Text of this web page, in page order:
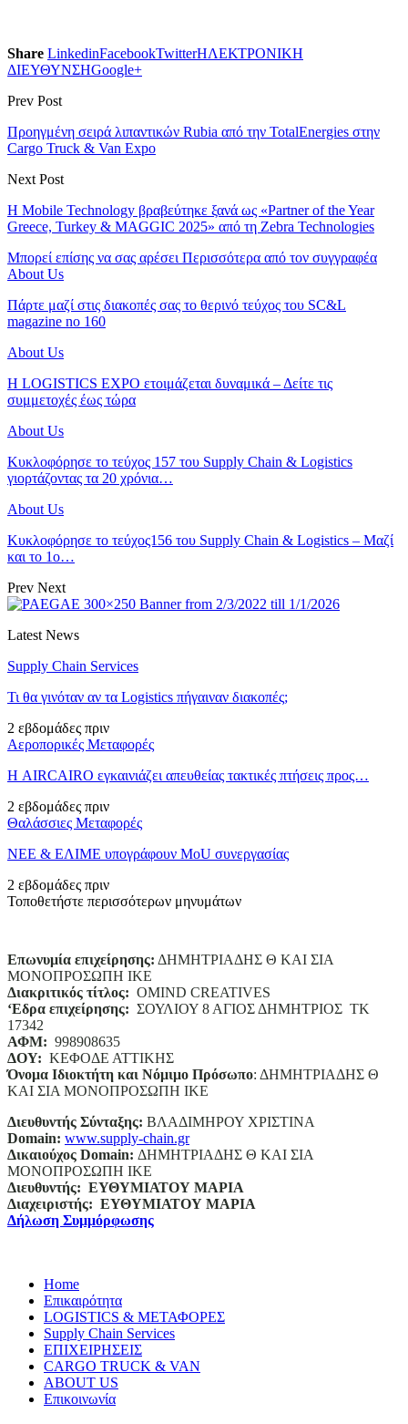
Share LinkedinFacebookTwitterΗΛΕΚΤΡΟΝΙΚΗ
ΔΙΕΥΘΥΝΣΗGoogle+
Prev Post
Προηγμένη σειρά λιπαντικών Rubia από την TotalEnergies στην
Cargo Truck & Van Expo
Next Post
Η Mobile Technology βραβεύτηκε ξανά ως «Partner of the Year
Greece, Turkey & MAGGIC 2025» από τη Zebra Technologies
Μπορεί επίσης να σας αρέσει Περισσότερα από τον συγγραφέα
About Us
Πάρτε μαζί στις διακοπές σας το θερινό τεύχος του SC&L
magazine no 160
About Us
Η LOGISTICS EXPO ετοιμάζεται δυναμικά – Δείτε τις
συμμετοχές έως τώρα
About Us
Κυκλοφόρησε το τεύχος 157 του Supply Chain & Logistics
γιορτάζοντας τα 20 χρόνια…
About Us
Κυκλοφόρησε το τεύχος156 του Supply Chain & Logistics – Μαζί
και το 1ο…
Prev Next
Latest News
Supply Chain Services
Τι θα γινόταν αν τα Logistics πήγαιναν διακοπές;
2 εβδομάδες πριν
Αεροπορικές Μεταφορές
Η AIRCAIRO εγκαινιάζει απευθείας τακτικές πτήσεις προς…
2 εβδομάδες πριν
Θαλάσσιες Μεταφορές
ΝΕΕ & ΕΛΙΜΕ υπογράφουν MoU συνεργασίας
2 εβδομάδες πριν
Τοποθετήστε περισσότερων μηνυμάτων
Επωνυμία επιχείρησης: ΔΗΜΗΤΡΙΑΔΗΣ Θ ΚΑΙ ΣΙΑ
ΜΟΝΟΠΡΟΣΩΠΗ ΙΚΕ
Διακριτικός τίτλος: ΟΜΙΝD CREATIVES
‘Eδρα επιχείρησης: ΣΟΥΛΙΟΥ 8 ΑΓΙΟΣ ΔΗΜΗΤΡΙΟΣ ΤΚ
17342
ΑΦΜ: 998908635
ΔΟΥ: ΚΕΦΟΔΕ ΑΤΤΙΚΗΣ
Όνομα Ιδιοκτήτη και Νόμιμο Πρόσωπο: ΔΗΜΗΤΡΙΑΔΗΣ Θ
ΚΑΙ ΣΙΑ ΜΟΝΟΠΡΟΣΩΠΗ ΙΚΕ
Διευθυντής Σύνταξης: ΒΛΑΔΙΜΗΡΟΥ ΧΡΙΣΤΙΝΑ
Domain: www.supply-chain.gr
Δικαιούχος Domain: ΔΗΜΗΤΡΙΑΔΗΣ Θ ΚΑΙ ΣΙΑ
ΜΟΝΟΠΡΟΣΩΠΗ ΙΚΕ
Διευθυντής: ΕΥΘΥΜΙΑΤΟΥ ΜΑΡΙΑ
Διαχειριστής: ΕΥΘΥΜΙΑΤΟΥ ΜΑΡΙΑ
Δήλωση Συμμόρφωσης
Home
Επικαιρότητα
LOGISTICS & ΜΕΤΑΦΟΡΕΣ
Supply Chain Services
ΕΠΙΧΕΙΡΗΣΕΙΣ
CARGO TRUCK & VAN
ABOUT US
Επικοινωνία